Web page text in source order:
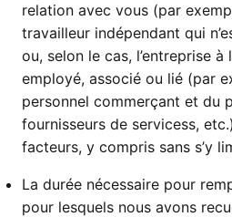
relation avec vous (par
travailleur indépendant qui
ou, selon le cas, l’entreprise
employé, associé ou lié (par
personnel commerçant et du
fournisseurs de servicess,
facteurs, y compris sans s’y
La durée nécessaire pour
pour lesquels nous avons